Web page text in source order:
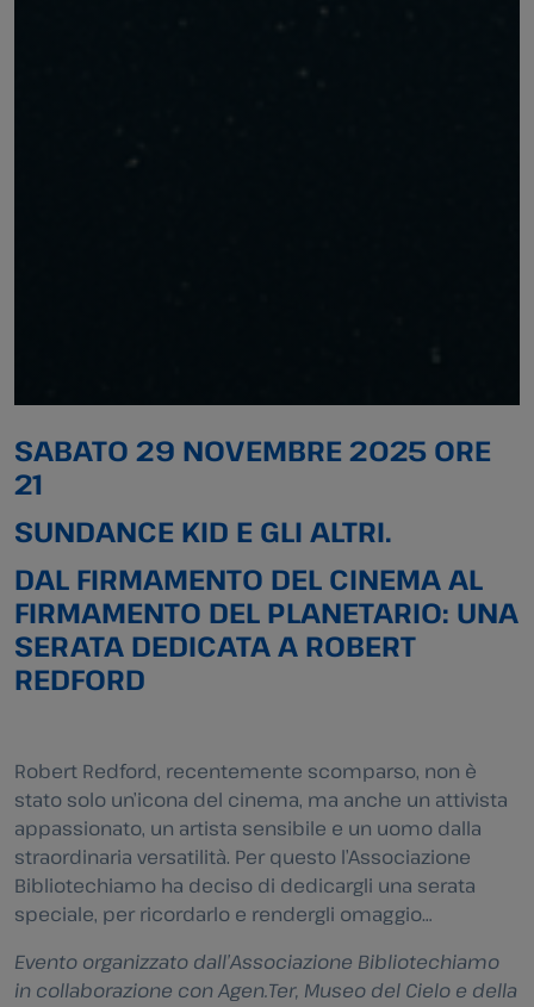
SABATO 29 NOVEMBRE 2025 ORE
21
SUNDANCE KID E GLI ALTRI.
DAL FIRMAMENTO DEL CINEMA AL
FIRMAMENTO DEL PLANETARIO: UNA
SERATA DEDICATA A ROBERT
REDFORD
Robert Redford, recentemente scomparso, non è
stato solo un’icona del cinema, ma anche un attivista
appassionato, un artista sensibile e un uomo dalla
straordinaria versatilità. Per questo l’Associazione
Bibliotechiamo ha deciso di dedicargli una serata
speciale, per ricordarlo e rendergli omaggio…
Evento organizzato dall’Associazione Bibliotechiamo
in collaborazione con Agen.Ter, Museo del Cielo e della